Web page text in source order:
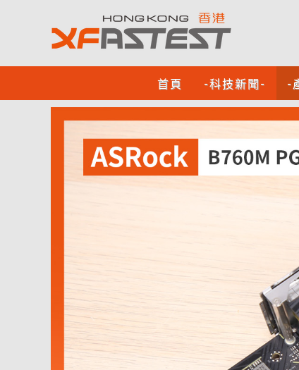
首頁 -科技新聞- -